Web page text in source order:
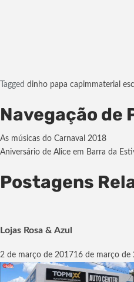
Tagged dinho papa capimmaterial
Navegação de
As músicas do Carnaval 2018
Aniversário de Alice em Barra da
Postagens
Lojas Rosa & Azul
2 de março de 201716 de março de